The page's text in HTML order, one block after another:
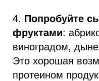
4. Попробуйте
фруктами:
виноградом,
Это хорошая
протеином